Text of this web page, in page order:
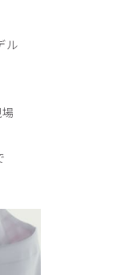
もかわいいです
ル